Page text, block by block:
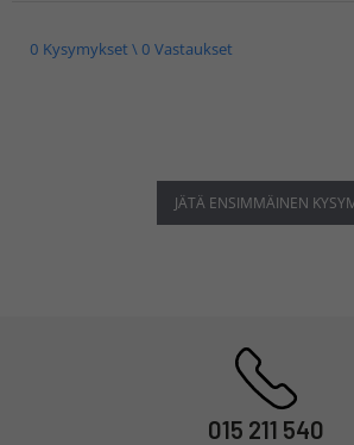
0 Kysymykset \ 0 Vastaukset
JÄTÄ ENSIMMÄINEN
015 211 540